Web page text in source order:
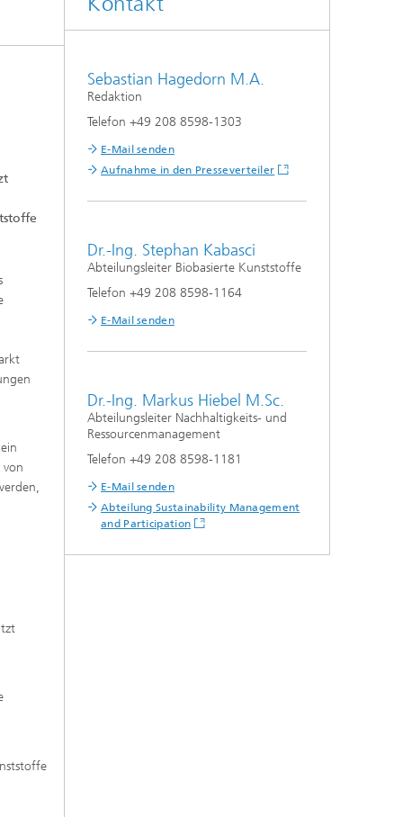
von
Sebastian Hagedorn M.A.
Redaktion
Telefon +49 208 8598-1303
E-Mail senden
Aufnahme in den Presseverteiler
Dr.-Ing. Stephan Kabasci
Abteilungsleiter Biobasierte Kunststoffe
Telefon +49 208 8598-1164
E-Mail senden
Dr.-Ing. Markus Hiebel M.Sc.
Abteilungsleiter Nachhaltigkeits- und
Ressourcenmanagement
Telefon +49 208 8598-1181
E-Mail senden
Abteilung Sustainability Management
and Participation